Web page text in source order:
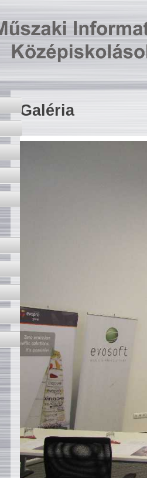
Galéria